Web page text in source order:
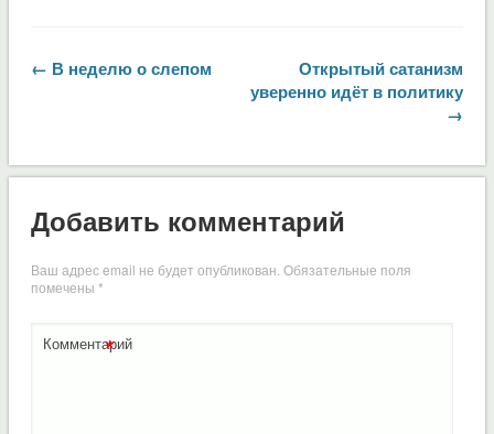
← В неделю о слепом
Открытый сатанизм
уверенно идёт в политику
→
Добавить комментарий
Ваш адрес email не будет опубликован.Обязательные поля
помечены *
Комментарий
*